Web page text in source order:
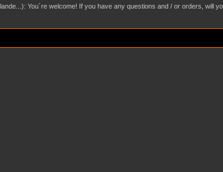
You´re welcome! If you have any questions and / or orders, will